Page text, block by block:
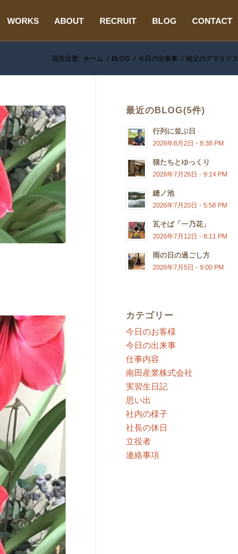
WORKS ABOUT RECRUIT BLOG CONTACT
現在位置: ホーム / BLOG / 今日の出来事 / 祖父のアマリリス
最近のBLOG(5件)
行列に並ぶ日
2026年8月2日 - 8:38 PM
猫たちとゆっくり
2026年7月26日 - 9:14 PM
縫ノ池
2026年7月20日 - 5:58 PM
瓦そば「一乃花」
2026年7月12日 - 8:11 PM
雨の日の過ごし方
2026年7月5日 - 9:00 PM
カテゴリー
今日のお客様
今日の出来事
仕事内容
南田産業株式会社
実習生日記
思い出
社内の様子
社長の休日
立役者
連絡事項